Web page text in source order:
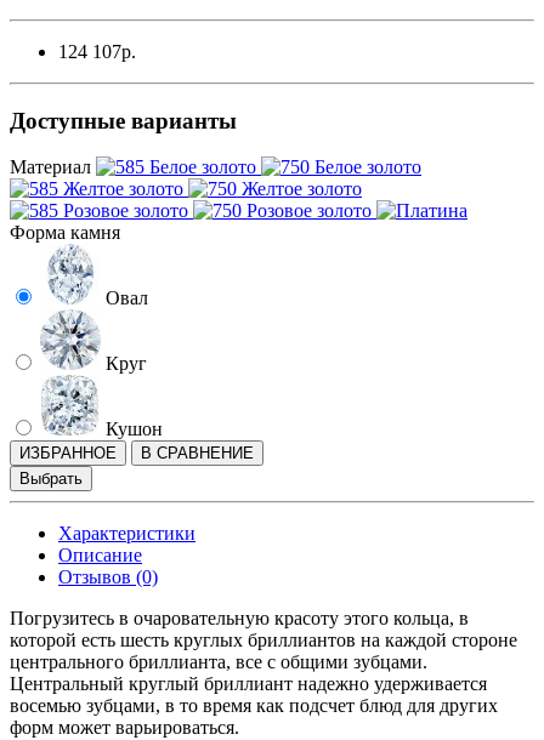
124 107р.
Доступные варианты
Материал
Форма камня
Овал
Круг
Кушон
ИЗБРАННОЕ
В СРАВНЕНИЕ
Выбрать
Характеристики
Описание
Отзывов (0)
Погрузитесь в очаровательную красоту этого кольца, в
которой есть шесть круглых бриллиантов на каждой стороне
центрального бриллианта, все с общими зубцами.
Центральный круглый бриллиант надежно удерживается
восемью зубцами, в то время как подсчет блюд для других
форм может варьироваться.